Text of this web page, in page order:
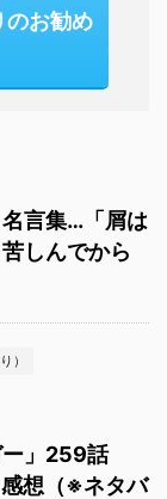
のお勧め
言集…「屑は
しんでから
）
ー」259話
想（※ネタバ